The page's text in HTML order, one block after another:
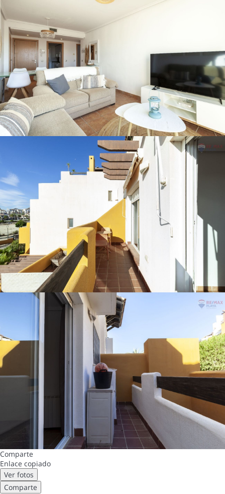
Comparte
Enlace copiado
Ver fotos
Comparte